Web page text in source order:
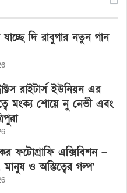
দি রাবুগার নতুন গান
রাইটার্স ইউনিয়ন এর
মংক্য শোয়ে নু নেভী এবং
ফটোগ্রাফি এক্সিবিশন –
ও অস্তিত্বের গল্প’